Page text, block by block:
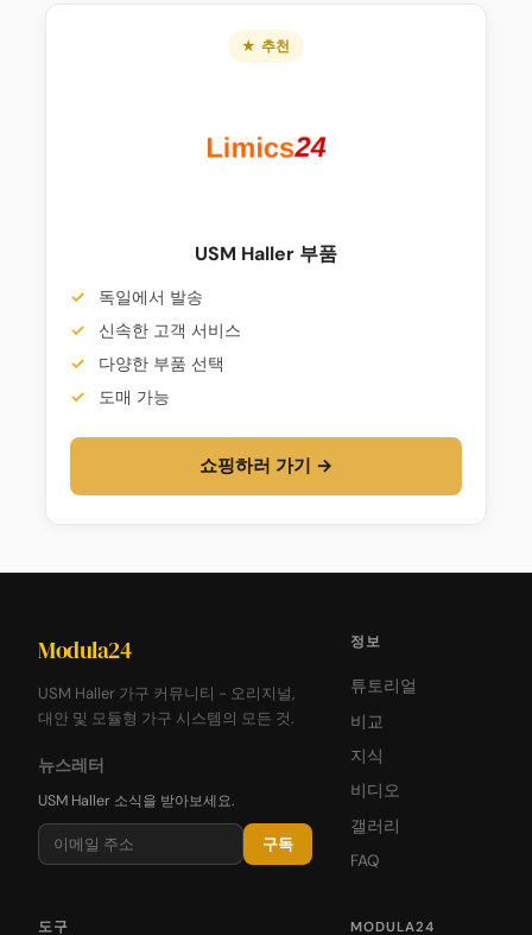
★ 추천
USM Haller 부품
독일에서 발송
신속한 고객 서비스
다양한 부품 선택
도매 가능
쇼핑하러 가기 →
Modula24
USM Haller 가구 커뮤니티 - 오리지널,
대안 및 모듈형 가구 시스템의 모든 것.
뉴스레터
USM Haller 소식을 받아보세요.
구독
정보
튜토리얼
비교
지식
비디오
갤러리
FAQ
도구 MODULA24